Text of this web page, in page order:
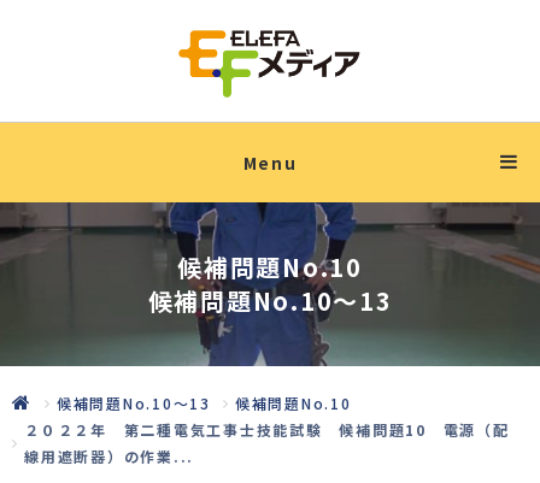
Menu
候補問題No.10
候補問題No.10〜13
候補問題No.10〜13
候補問題No.10
２０２２年 第二種電気工事士技能試験 候補問題10 電源（配
線用遮断器）の作業...